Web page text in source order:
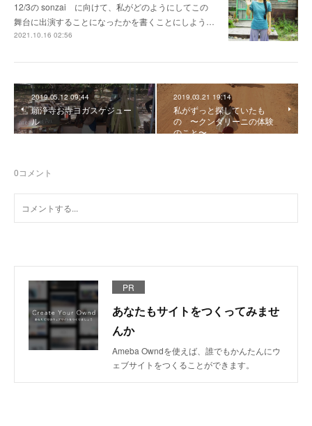
12/3の sonzai に向けて、私がどのようにしてこの
舞台に出演することになったかを書くことにしよう…
2021.10.16 02:56
2019.05.12 09:44
願浄寺お寺ヨガスケジュー
ル
2019.03.21 19:14
私がずっと探していたも
の 〜クンダリーニの体験
のこと〜
0コメント
PR
あなたもサイトをつくってみませ
んか
Ameba Owndを使えば、誰でもかんたんにウ
ェブサイトをつくることができます。